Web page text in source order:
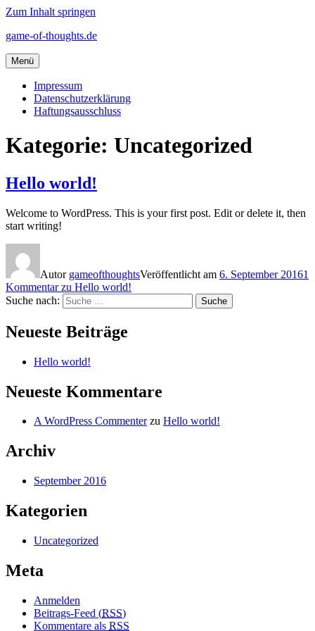
Zum Inhalt springen
game-of-thoughts.de
Menü
Impressum
Datenschutzerklärung
Haftungsausschluss
Kategorie: Uncategorized
Hello world!
Welcome to WordPress. This is your first post. Edit or delete it, then
start writing!
Autor gameofthoughtsVeröffentlicht am 6. September 20161
Kommentarzu Hello world!
Suche nach:
Suche
Neueste Beiträge
Hello world!
Neueste Kommentare
A WordPress Commenterzu Hello world!
Archiv
September 2016
Kategorien
Uncategorized
Meta
Anmelden
Beitrags-Feed (RSS)
Kommentare als RSS